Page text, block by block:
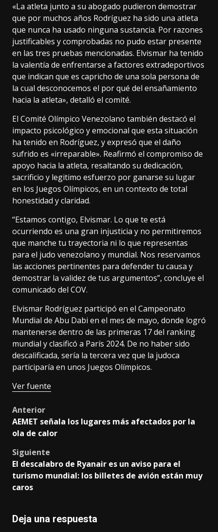
«La atleta junto a su abogado pudieron demostrar
que por muchos años Rodríguez ha sido una atleta
que nunca ha usado ninguna sustancia. Por razones
justificables y comprobadas no pudo estar presente
en las tres pruebas mencionadas. Elvismar ha tenido
la valentía de enfrentarse a factores extradeportivos
que indican que es capricho de una sola persona de
la cual desconocemos el por qué del ensañamiento
hacia la atleta», detalló el comité.
El Comité Olímpico Venezolano también destacó el
impacto psicológico y emocional que esta situación
ha tenido en Rodríguez, y expresó que el daño
sufrido es «irreparable». Reafirmó el compromiso de
apoyo hacia la atleta, resaltando su dedicación,
sacrificio y legitimo esfuerzo por ganarse su lugar
en los Juegos Olímpicos, en un contexto de total
honestidad y claridad.
“Estamos contigo, Elvismar. Lo que te está
ocurriendo es una gran injusticia y no permitiremos
que manche tu trayectoria ni lo que representas
para el judo venezolano y mundial. Nos reservamos
las acciones pertinentes para defender tu causa y
demostrar la validez de tus argumentos”, concluye el
comunicado del COV.
Elvismar Rodríguez participó en el Campeonato
Mundial de Abu Dabi en el mes de mayo, donde logró
mantenerse dentro de las primeras 17 del ranking
mundial y clasificó a París 2024. De no haber sido
descalificada, sería la tercera vez que la judoca
participaría en unos Juegos Olímpicos.
Ver fuente
Post
navigation
Anterior
AEMET señala los lugares más afectados por la
ola de calor
Siguiente
El descalabro de Ryanair es un aviso para el
turismo mundial: los billetes de avión están muy
caros
Deja una respuesta